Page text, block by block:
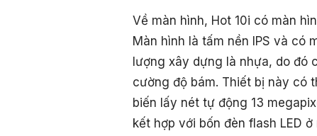
Về màn hình, Hot 10i có màn
Màn hình là tấm nền IPS và có
lượng xây dựng là nhựa, do đó
cường độ bám. Thiết bị này có
biến lấy nét tự động 13
kết hợp với bốn đèn flash LED